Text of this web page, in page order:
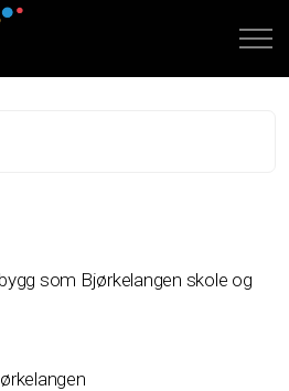
som Bjørkelangen skole og